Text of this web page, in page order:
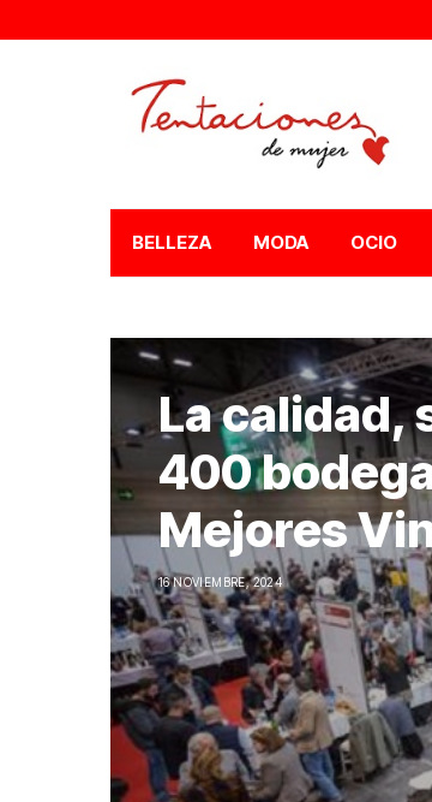
BELLEZA MODA OCIO
La calidad,
400
Mejores
16 NOVIEMBRE, 2024